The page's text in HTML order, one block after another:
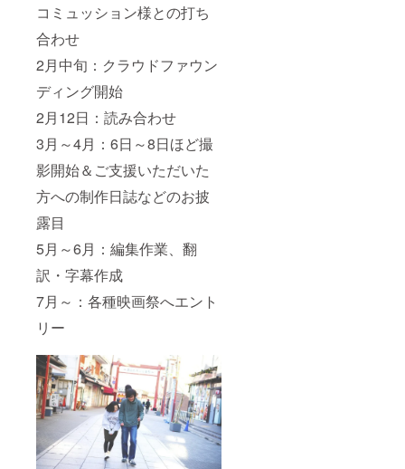
コミュッション様との打ち
合わせ
2月中旬：クラウドファウン
ディング開始
2月12日：読み合わせ
3月～4月：6日～8日ほど撮
影開始＆ご支援いただいた
方への制作日誌などのお披
露目
5月～6月：編集作業、翻
訳・字幕作成
7月～：各種映画祭へエント
リー